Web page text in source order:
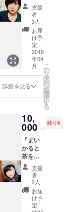
始めること
となりまし
すでに応援
さっている
のに、更に
応援を求め
あります
が、それ以
上に皆さん
に楽しんで
もらえるよ
うなものを
作りますの
で、是非宜
しくお願い
スペ
シャル
サンク
スとし
て印刷
いたし
ます。
・活動
報告閲
覧権も
付属 ⭐︎
ニック
ネーム
をご希
望の方
は、そ
れを発
送先の
お名前
と共に
お書き
くださ
い。
企画ラ
イブの
手作り
チケッ
トもお
届けプ
ラン』
・ZINE
にあな
たのお
名前を
印刷い
たしま
ZINEと
ともに
都内で
４月に
予定さ
れてい
る企画
ライブ
のチ
ケット
を手作
りし、
支援
者：
3人
お届
け予
定：
2019
年04
月
詳細を見る
こ
の
リ
タ
ー
ン
を
選
択
す
る
10,
000 円
残り6
『まい
かると
茶をし
ばこう
ぜ委員
会（女
性限
定）』
・私と
支援
者：
2人
お届
け予
定：